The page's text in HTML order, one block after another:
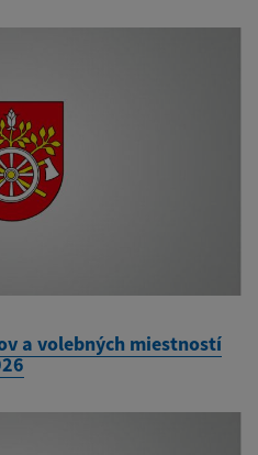
a volebných miestností